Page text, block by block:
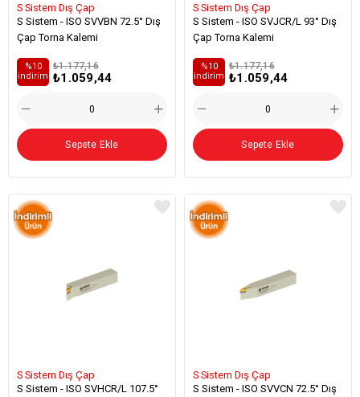
S Sistem Dış Çap
S Sistem - ISO SVVBN 72.5° Dış
Çap Torna Kalemi
₺1.059,44
₺1.177,16
%10
i̇ndirim
Sepete Ekle
S Sistem Dış Çap
S Sistem - ISO SVJCR/L 93° Dış
Çap Torna Kalemi
₺1.059,44
₺1.177,16
%10
i̇ndirim
Sepete Ekle
S Sistem Dış Çap
S Sistem - ISO SVHCR/L 107.5°
S Sistem Dış Çap
S Sistem - ISO SVVCN 72.5° Dış